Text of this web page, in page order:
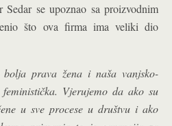
se upoznao sa proizvodnim
što ova firma ima veliki dio
prava žena i naša vanjsko-
Vjerujemo da ako su
u sve procese u društvu i ako